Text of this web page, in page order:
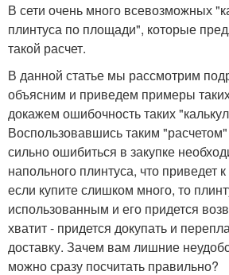
В сети очень много всевозможных
плинтуса по площади", которые
такой расчет.
В данной статье мы рассмотрим
объясним и приведем примеры
докажем ошибочность таких
Воспользовавшись таким
сильно ошибиться в закупке
напольного плинтуса, что приведет
если купите слишком много, то
использованным и его придется
хватит - придется докупать и
доставку. Зачем вам лишние
можно сразу посчитать правильно?